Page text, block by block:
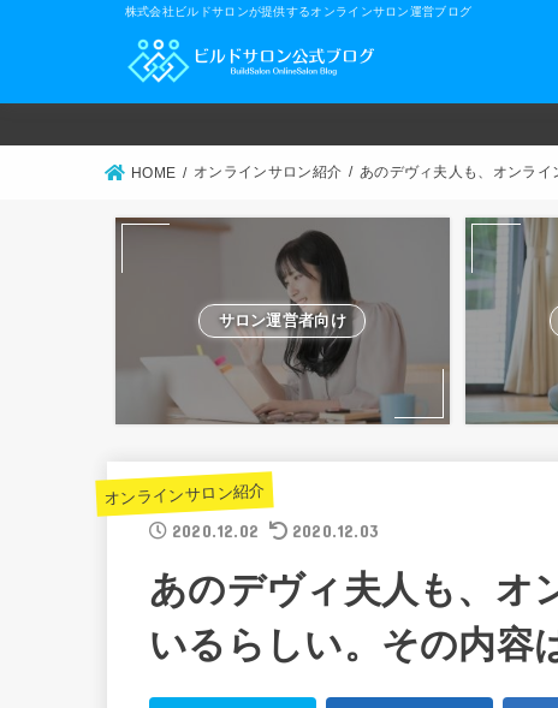
株式会社ビルドサロンが提供するオンラインサロン運営ブログ
HOME オンラインサロン紹介 あのデヴィ夫人も、オンライ
サロン運営者向け
オンラインサロン紹介
2020.12.02 2020.12.03
あのデヴィ夫人も、オ
いるらしい。その内容